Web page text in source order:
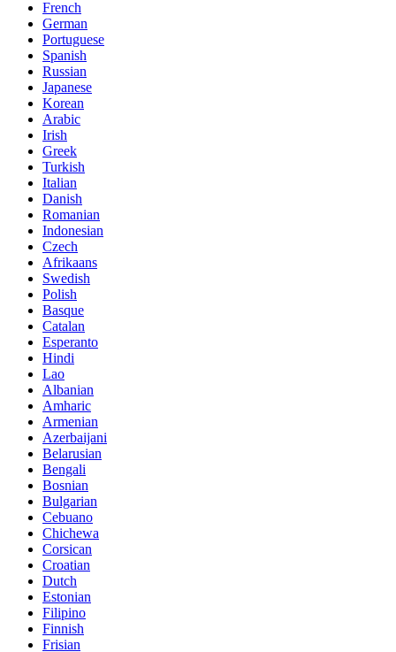
French
German
Portuguese
Spanish
Russian
Japanese
Korean
Arabic
Irish
Greek
Turkish
Italian
Danish
Romanian
Indonesian
Czech
Afrikaans
Swedish
Polish
Basque
Catalan
Esperanto
Hindi
Lao
Albanian
Amharic
Armenian
Azerbaijani
Belarusian
Bengali
Bosnian
Bulgarian
Cebuano
Chichewa
Corsican
Croatian
Dutch
Estonian
Filipino
Finnish
Frisian